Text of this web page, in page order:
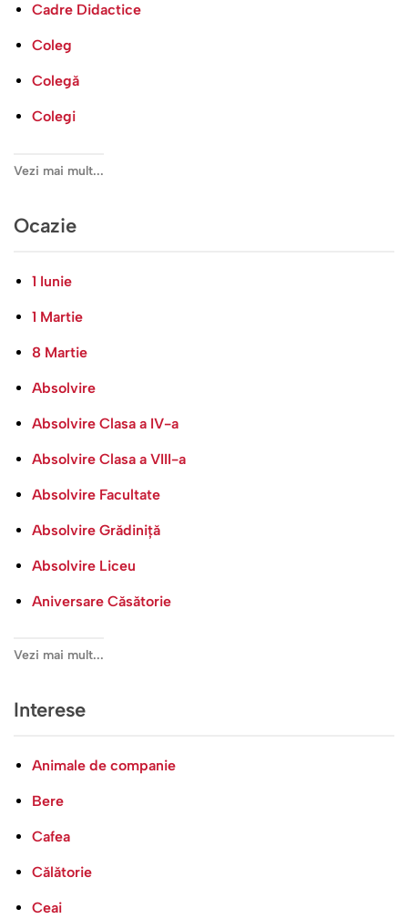
Cadre Didactice
Coleg
Colegă
Colegi
Vezi mai mult...
Ocazie
1 Iunie
1 Martie
8 Martie
Absolvire
Absolvire Clasa a IV-a
Absolvire Clasa a VIII-a
Absolvire Facultate
Absolvire Grădiniță
Absolvire Liceu
Aniversare Căsătorie
Vezi mai mult...
Interese
Animale de companie
Bere
Cafea
Călătorie
Ceai